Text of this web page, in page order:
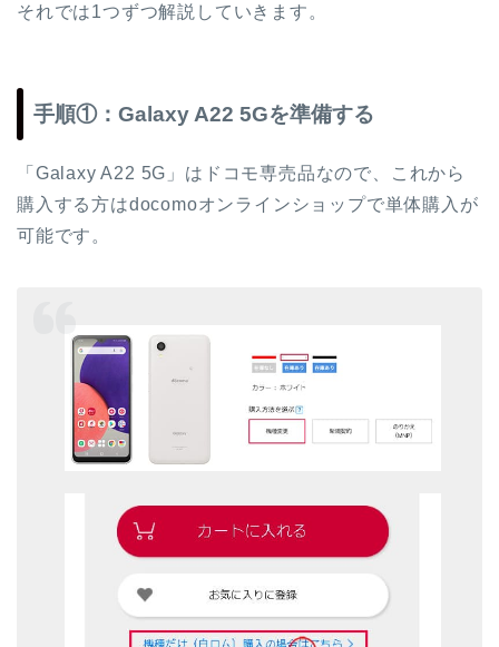
それでは1つずつ解説していきます。
手順①：Galaxy A22 5Gを準備する
「Galaxy A22 5G」はドコモ専売品なので、これから
購入する方はdocomoオンラインショップで単体購入が
可能です。